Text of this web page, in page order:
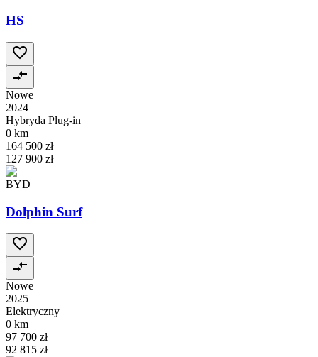
HS
Nowe
2024
Hybryda Plug-in
0 km
164 500 zł
127 900 zł
BYD
Dolphin Surf
Nowe
2025
Elektryczny
0 km
97 700 zł
92 815 zł